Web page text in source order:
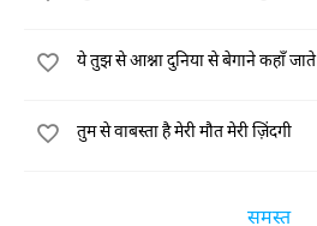
ये तुझ से आश्ना दुनिया से बेगाने कहाँ जाते
तुम से वाबस्ता है मेरी मौत मेरी ज़िंदगी
समस्त